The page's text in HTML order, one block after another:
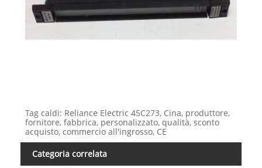
Tag caldi: Reliance Electric 45C273, Cina, produttore,
fornitore, fabbrica, personalizzato, qualità, sconto
acquisto, commercio all'ingrosso, CE
Categoria correlata